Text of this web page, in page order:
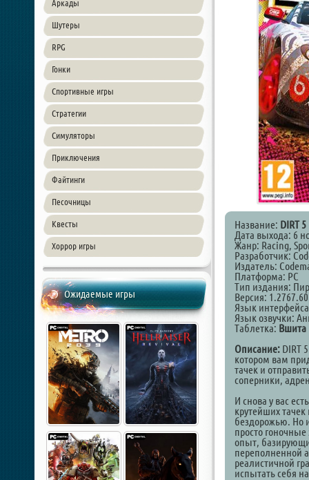
Аркады
Шутеры
RPG
Гонки
Спортивные игры
Стратегии
Симуляторы
Приключения
Файтинги
Песочницы
Квесты
Хоррор игры
Ожидаемые игры
Название: DIRT 5
Дата выхода: 6
Жанр: Racing,
Разработчик:
Издатель:
Платформа: PC
Тип издания:
Версия:
Язык
Язык озвучки:
Таблетка: Вшита
Описание: DIRT
котором вам
тачек и
соперники,
И снова у вас
крутейших тачек
бездорожью. Но
просто
опыт,
переполненной
реалистичной
испытать себя